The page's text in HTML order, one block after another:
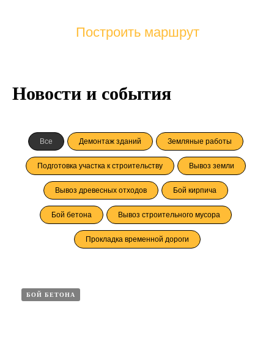
Новости и события
Все Демонтаж зданий Земляные работы
Подготовка участка к строительству Вывоз земли
Вывоз древесных отходов Бой кирпича
Бой бетона Вывоз строительного мусора
Прокладка временной дороги
БОЙ БЕТОНА